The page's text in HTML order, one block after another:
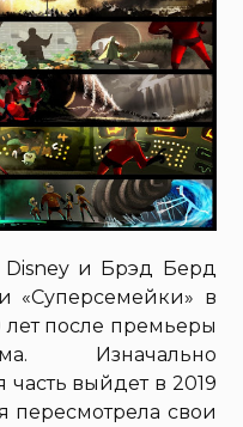
Disney и Брэд Берд
«Суперсемейки» в
лет после премьеры
Изначально
часть выйдет в 2019
пересмотрела свои